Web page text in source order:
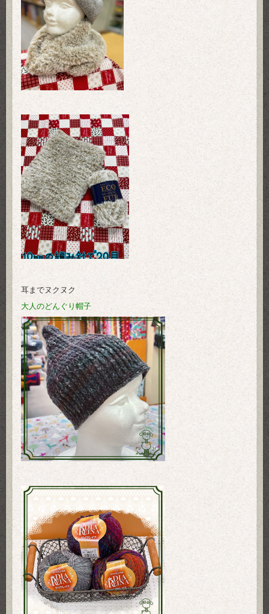
耳までヌクヌク
大人のどんぐり帽子